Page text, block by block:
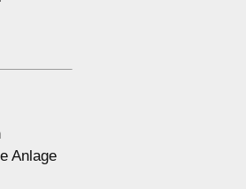
Anlage